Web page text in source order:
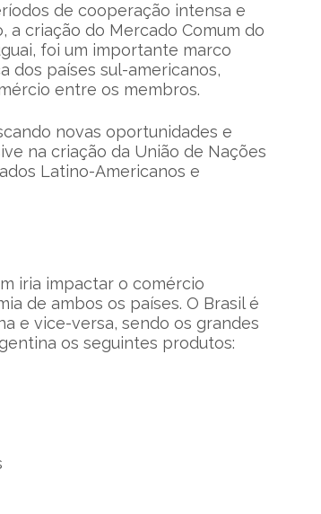
de cooperação intensa e
a criação do Mercado Comum do
foi um importante marco
dos países sul-americanos,
entre os membros.
novas oportunidades e
na criação da União de Nações
Latino-Americanos e
iria impactar o comércio
de ambos os países. O Brasil é
e vice-versa, sendo os grandes
os seguintes produtos: